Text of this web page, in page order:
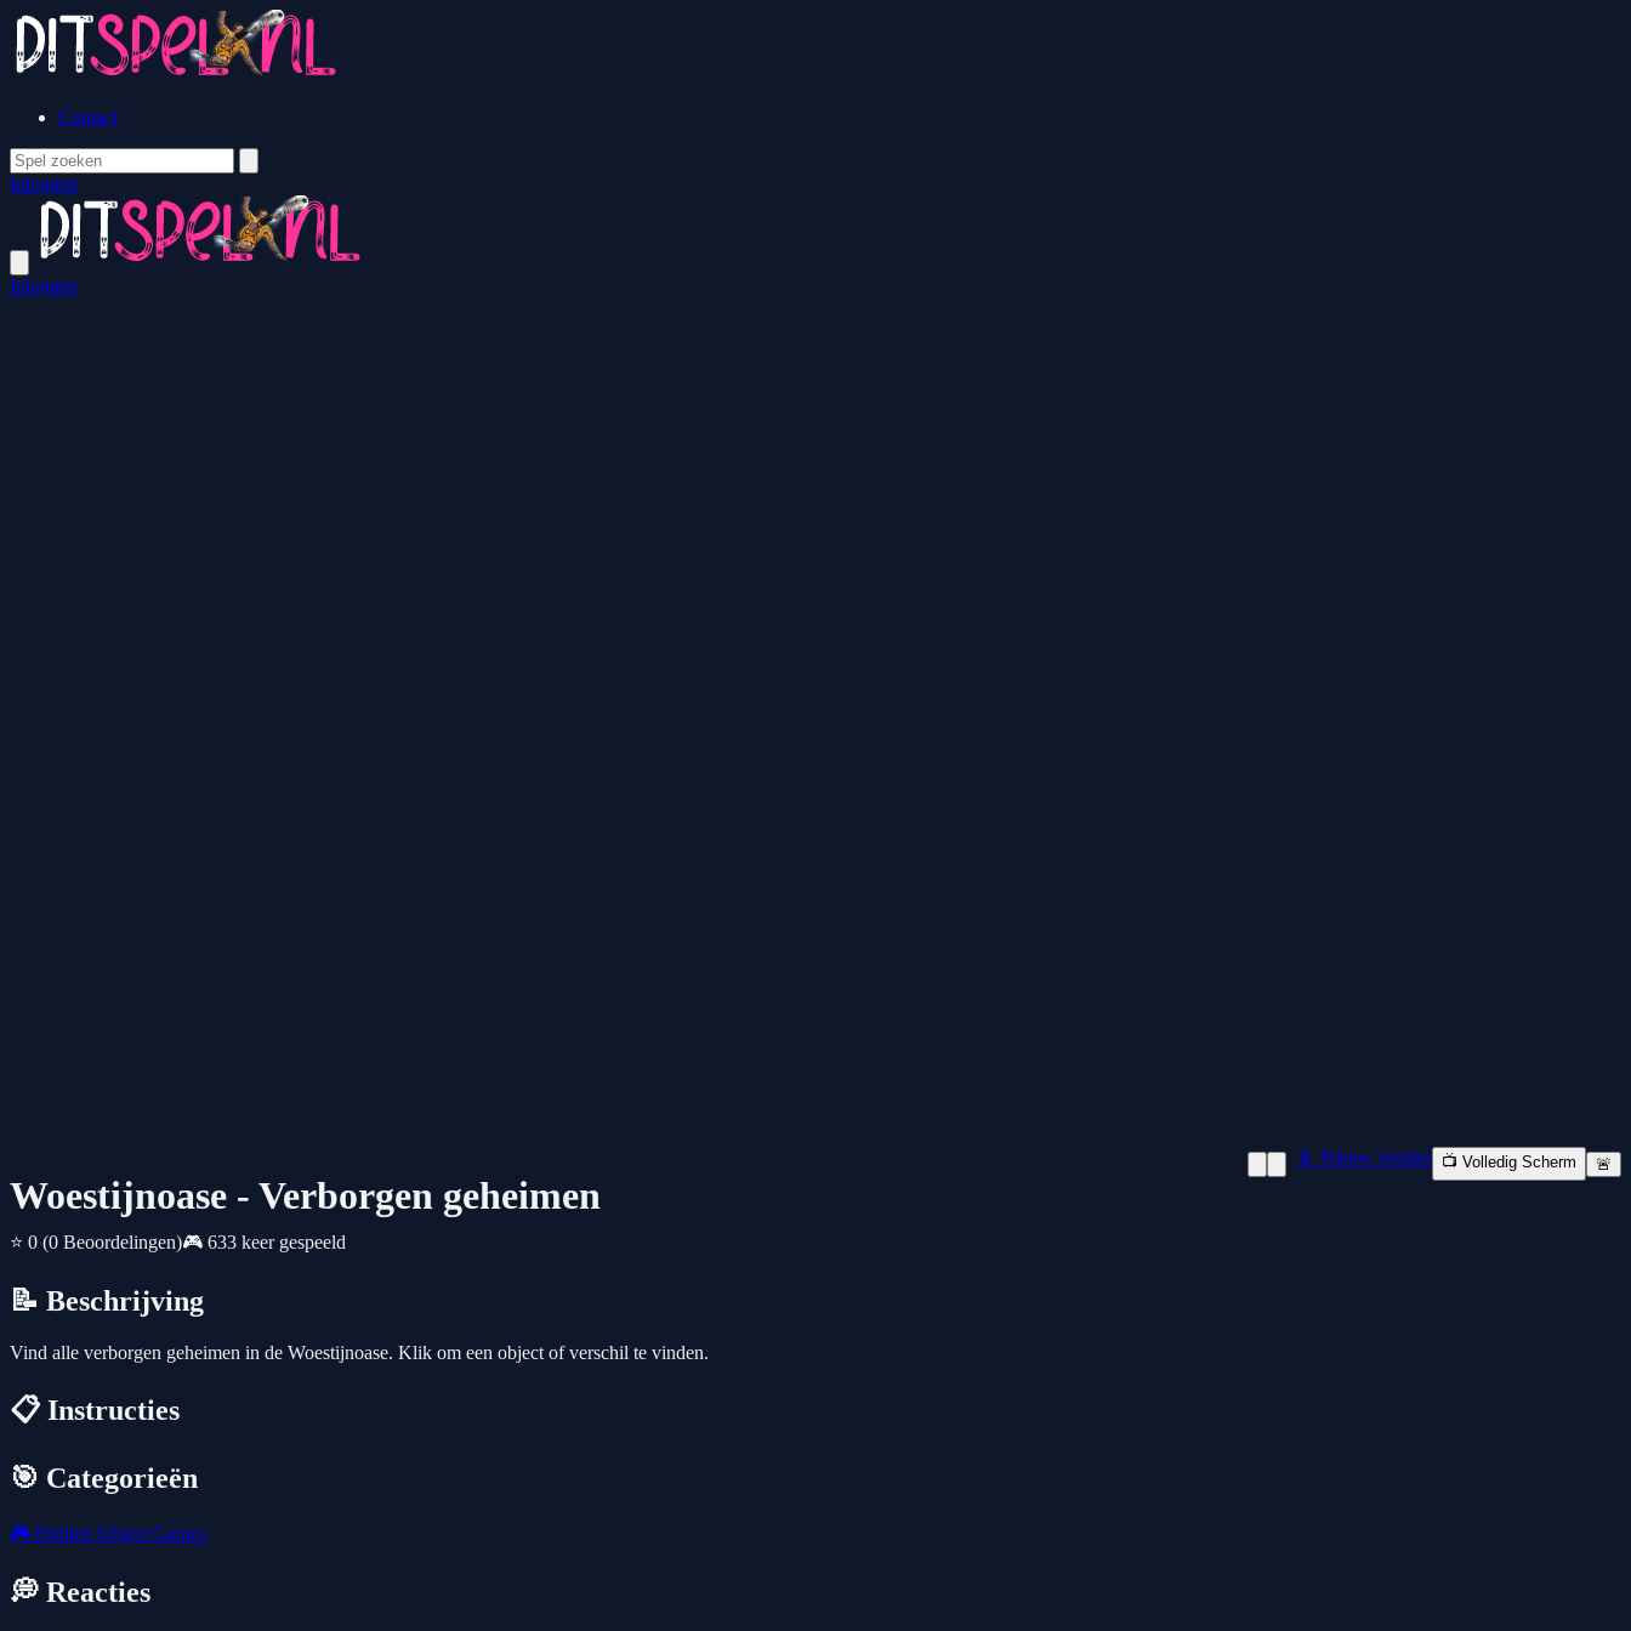
Contact
Inloggen
Inloggen
Woestijnoase - Verborgen geheimen
⭐ 0 (0 Beoordelingen)🎮 633 keer gespeeld
📱 Nieuw venster 📺 Volledig Scherm 🚨
📝 Beschrijving
Vind alle verborgen geheimen in de Woestijnoase. Klik om een object of verschil te vinden.
📋 Instructies
🎯 Categorieën
🎮 Hidden Object Games
💭 Reacties